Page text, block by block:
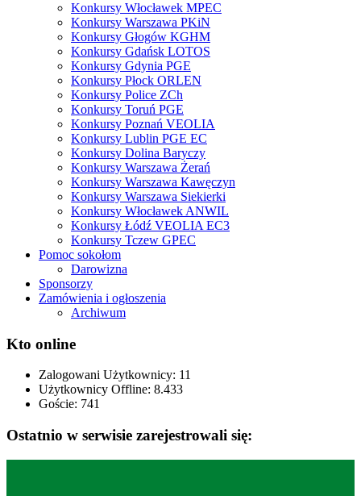
Konkursy Włocławek MPEC
Konkursy Warszawa PKiN
Konkursy Głogów KGHM
Konkursy Gdańsk LOTOS
Konkursy Gdynia PGE
Konkursy Płock ORLEN
Konkursy Police ZCh
Konkursy Toruń PGE
Konkursy Poznań VEOLIA
Konkursy Lublin PGE EC
Konkursy Dolina Baryczy
Konkursy Warszawa Żerań
Konkursy Warszawa Kawęczyn
Konkursy Warszawa Siekierki
Konkursy Włocławek ANWIL
Konkursy Łódź VEOLIA EC3
Konkursy Tczew GPEC
Pomoc sokołom
Darowizna
Sponsorzy
Zamówienia i ogłoszenia
Archiwum
Kto online
Zalogowani Użytkownicy: 11
Użytkownicy Offline: 8.433
Goście: 741
Ostatnio w serwisie zarejestrowali się: